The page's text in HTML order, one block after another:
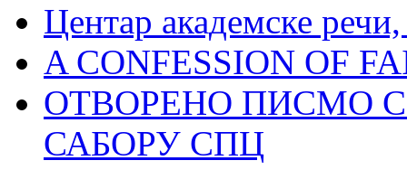
Центар академске
A CONFESSION OF
ОТВОРЕНО ПИСМО
САБОРУ СПЦ